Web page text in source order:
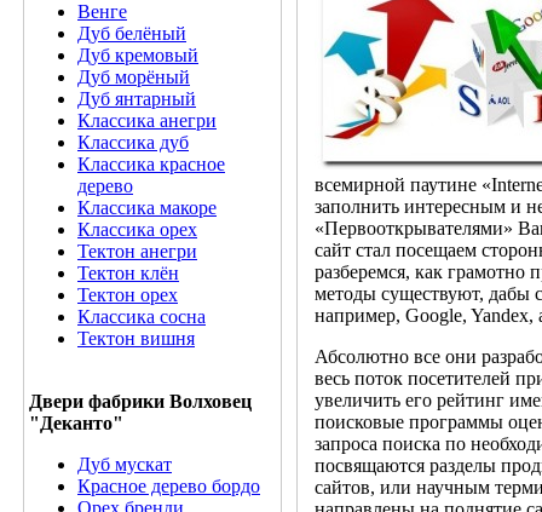
Венге
Дуб белёный
Дуб кремовый
Дуб морёный
Дуб янтарный
Классика анегри
Классика дуб
Классика красное
дерево
Классика макоре
Классика орех
Тектон анегри
Тектон клён
Тектон орех
Классика сосна
Тектон вишня
Двери фабрики Волховец
"Деканто"
Дуб мускат
Красное дерево бордо
Орех бренди
всемирной паутине
заполнить интересным и
«Первооткрывателями»
сайт стал посещаем
разберемся, как грамотно
методы существуют, дабы
например, Google, Yandex,
Абсолютно все они
весь поток посетителей
увеличить его рейтинг
поисковые программы
запроса поиска по
посвящаются разделы
сайтов, или научным